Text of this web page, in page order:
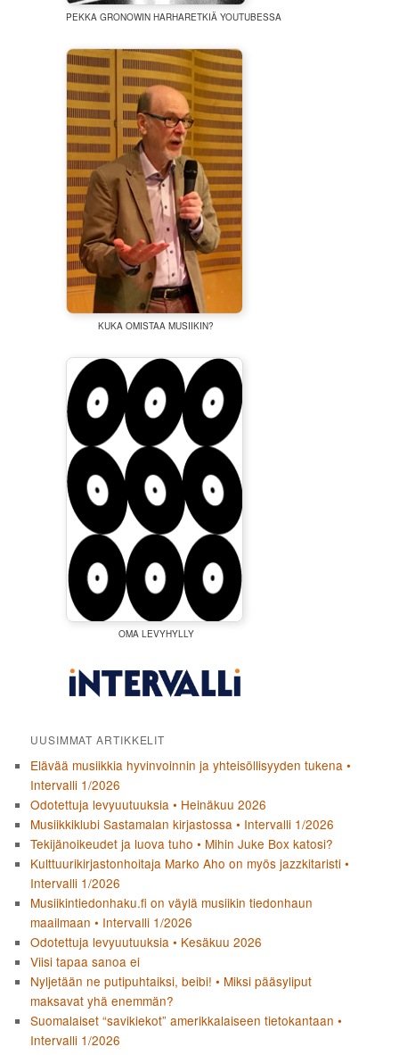
PEKKA GRONOWIN HARHARETKIÄ YOUTUBESSA
KUKA OMISTAA MUSIIKIN?
OMA LEVYHYLLY
UUSIMMAT ARTIKKELIT
Elävää musiikkia hyvinvoinnin ja yhteisöllisyyden tukena •
Intervalli 1/2026
Odotettuja levyuutuuksia • Heinäkuu 2026
Musiikkiklubi Sastamalan kirjastossa • Intervalli 1/2026
Tekijänoikeudet ja luova tuho • Mihin Juke Box katosi?
Kulttuurikirjastonhoitaja Marko Aho on myös jazzkitaristi •
Intervalli 1/2026
Musiikintiedonhaku.fi on väylä musiikin tiedonhaun
maailmaan • Intervalli 1/2026
Odotettuja levyuutuuksia • Kesäkuu 2026
Viisi tapaa sanoa ei
Nyljetään ne putipuhtaiksi, beibi! • Miksi pääsyliput
maksavat yhä enemmän?
Suomalaiset “savikiekot” amerikkalaiseen tietokantaan •
Intervalli 1/2026